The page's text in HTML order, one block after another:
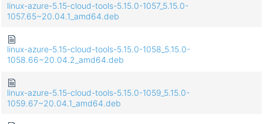
linux-azure-5.15-cloud-tools-5.15.0-1057_5.15.0-
1057.65~20.04.1_amd64.deb
linux-azure-5.15-cloud-tools-5.15.0-1058_5.15.0-
1058.66~20.04.2_amd64.deb
linux-azure-5.15-cloud-tools-5.15.0-1059_5.15.0-
1059.67~20.04.1_amd64.deb